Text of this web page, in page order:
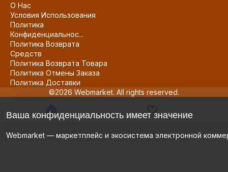
О Нас
Условия Использования
Политика
Конфиденциальнос...
Политика Возврата
Средств
Политика Возврата Товара
Политика Отмены Заказа
Политика Доставки
©2026 Webmarket. All rights reserved.
Ваша конфиденциальность имеет значение
Webmarket — маркетплейс и экосистема электронной